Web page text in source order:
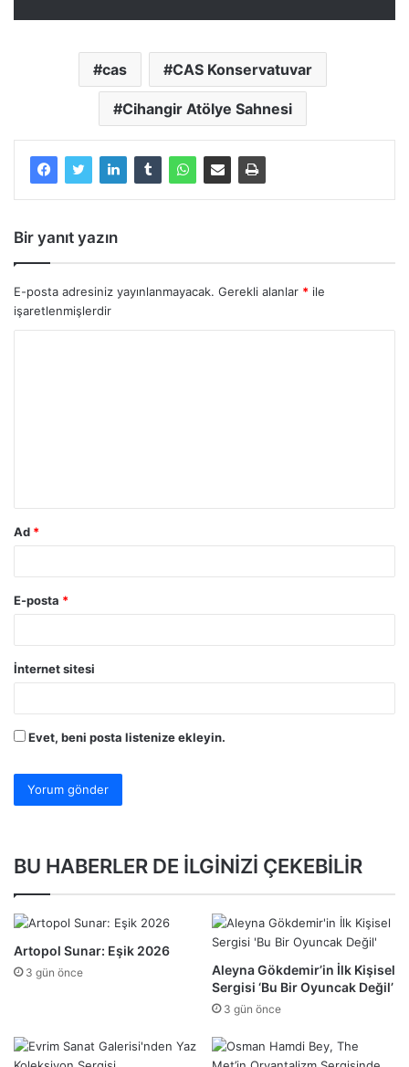
cas CAS Konservatuvar
Cihangir Atölye Sahnesi
Bir yanıt yazın
E-posta adresiniz yayınlanmayacak. Gerekli alanlar * ile
işaretlenmişlerdir
Ad *
E-posta *
İnternet sitesi
Evet, beni posta listenize ekleyin.
BU HABERLER DE İLGİNİZİ ÇEKEBİLİR
Artopol Sunar: Eşik 2026
3 gün önce
Aleyna Gökdemir’in İlk Kişisel
Sergisi ‘Bu Bir Oyuncak Değil’
3 gün önce